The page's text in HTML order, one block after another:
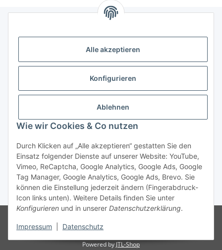
Alle akzeptieren
Konfigurieren
Ablehnen
Wie wir Cookies & Co nutzen
Durch Klicken auf „Alle akzeptieren“ gestatten Sie den
Einsatz folgender Dienste auf unserer Website: YouTube,
Vimeo, ReCaptcha, Google Analytics, Google Ads, Google
Tag Manager, Google Analytics, Google Ads, Brevo. Sie
können die Einstellung jederzeit ändern (Fingerabdruck-
Icon links unten). Weitere Details finden Sie unter
Konfigurieren und in unserer Datenschutzerklärung.
Impressum Datenschutz
Kategorien
Das sollten Sie wissen
* Alle Preise exkl. MwSt., zzgl.Versand
Verpackungssysteme DS, Bifangstrasse 23, 6233 Büron, Tel.Nr. +41 34
Powered by JTL-Shop